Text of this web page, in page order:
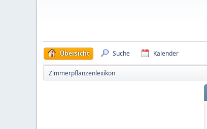
Übersicht Suche Kalender
Zimmerpflanzenlexikon